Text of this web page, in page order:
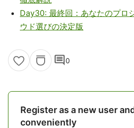
Day30: 最終回：あなたのプロ
ウド選びの決定版
comment0
Register as a new user
conveniently